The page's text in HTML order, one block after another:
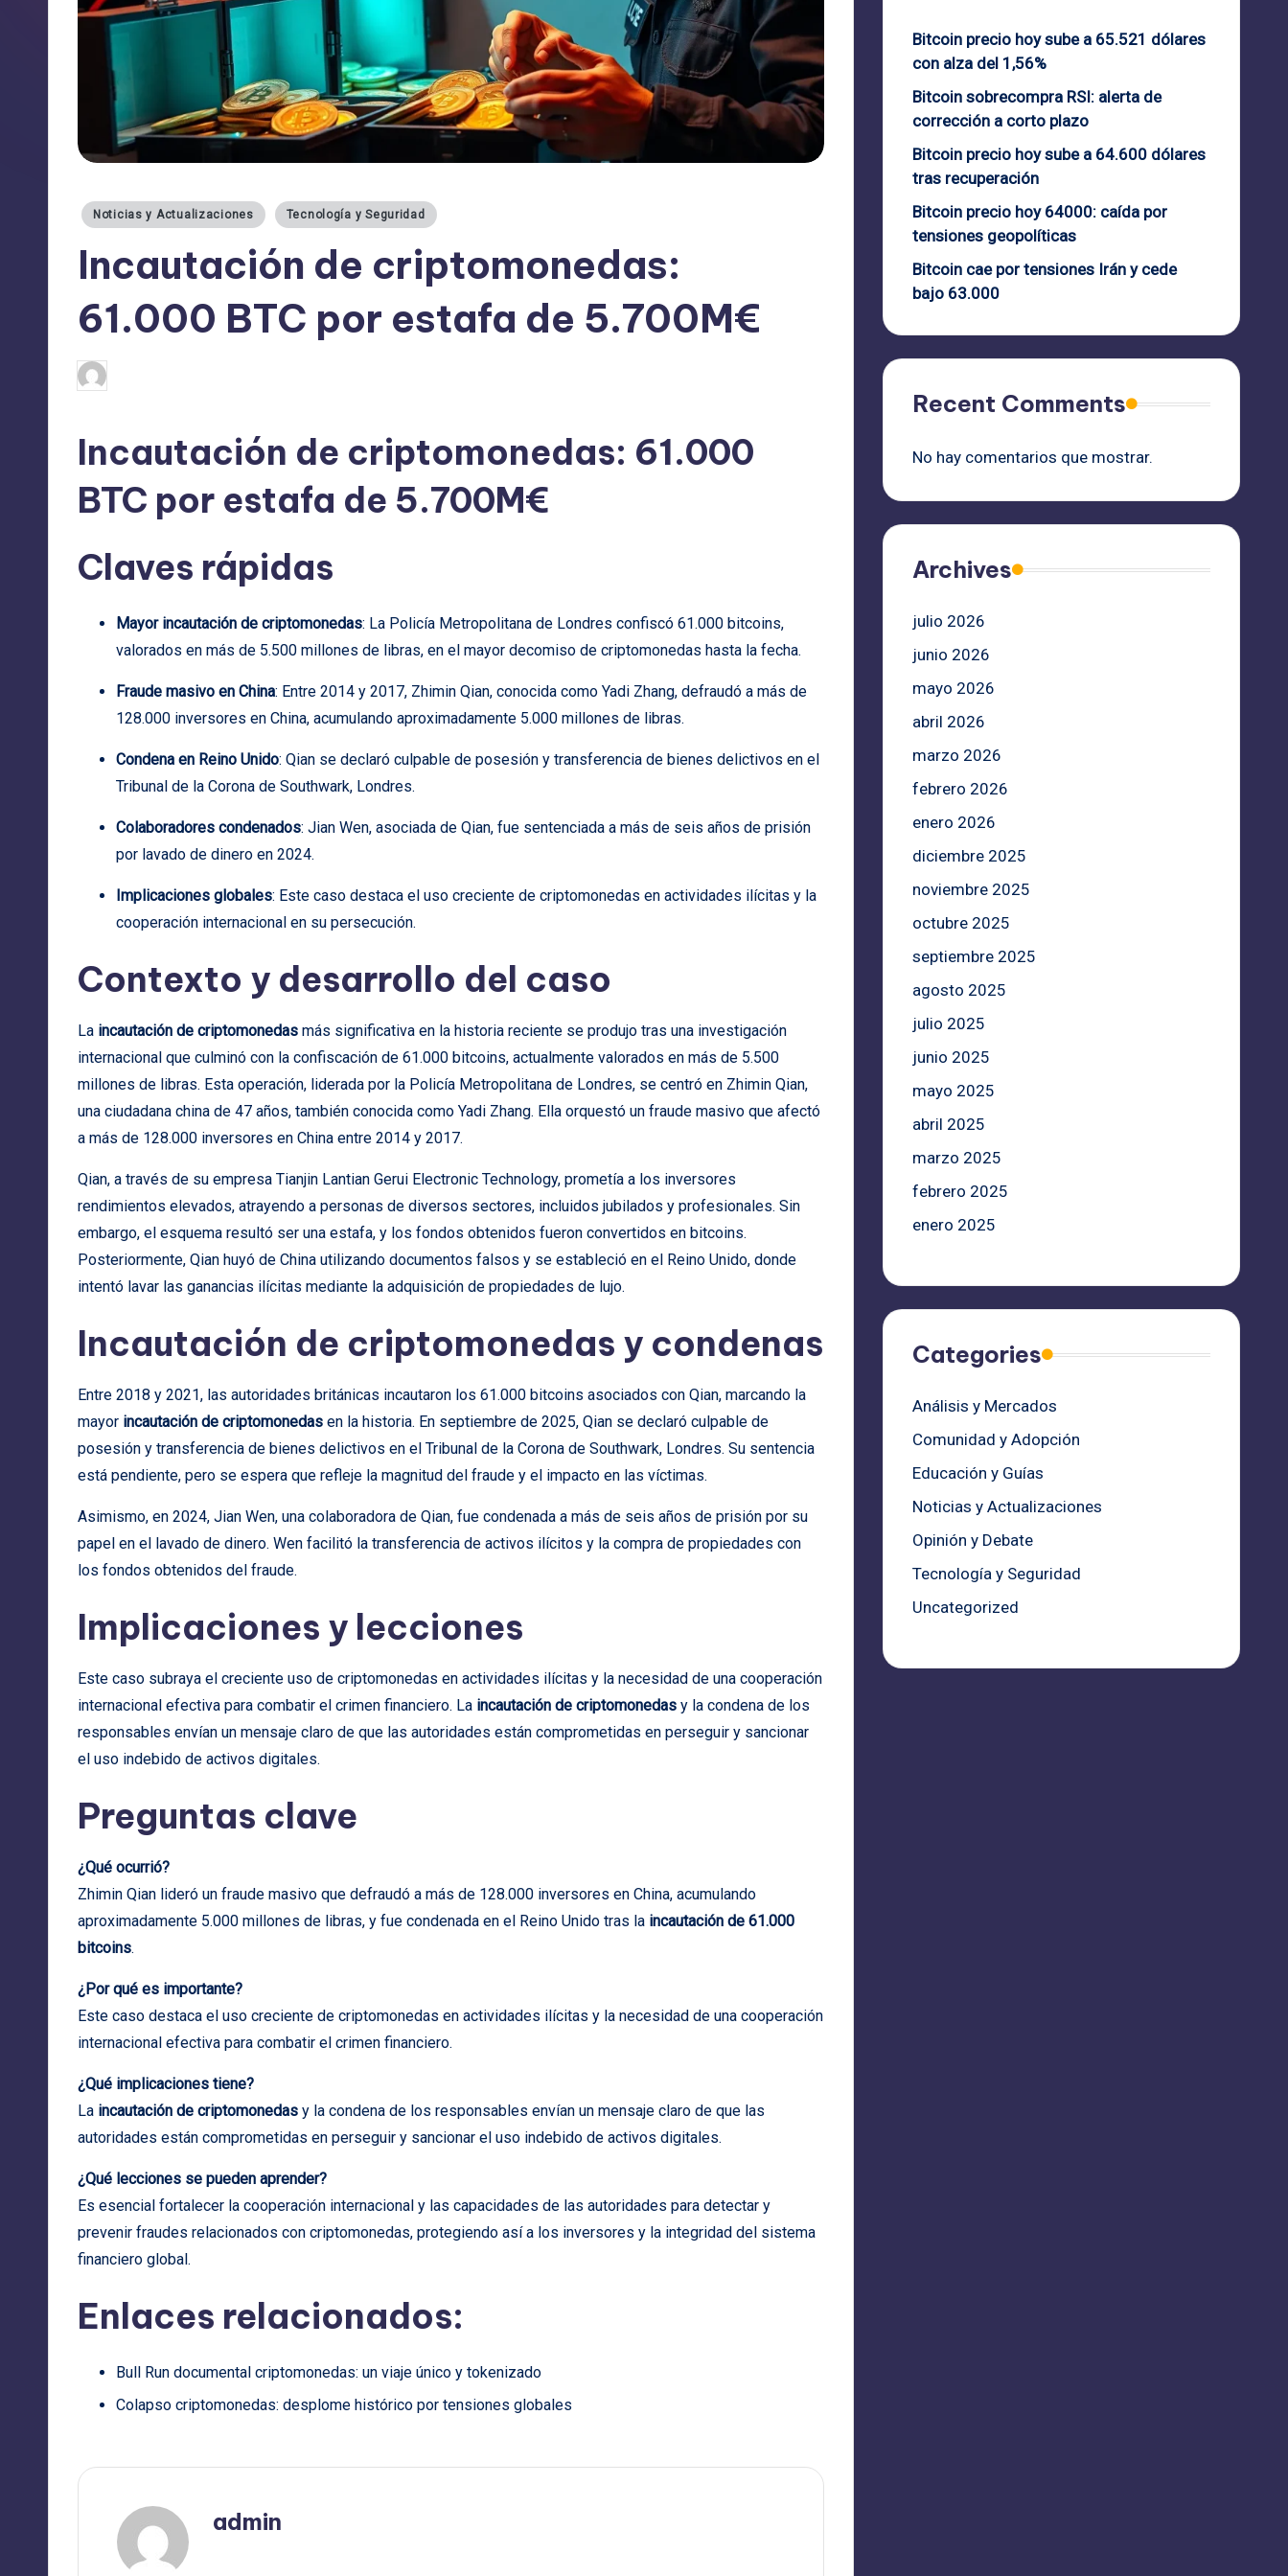
Publicado
Noticias y Actualizaciones Tecnología y Seguridad
Incautación de criptomonedas:
61.000 BTC por estafa de 5.700M€
Publicado
por
Incautación de criptomonedas: 61.000
BTC por estafa de 5.700M€
Claves rápidas
Mayor incautación de criptomonedas: La Policía Metropolitana de Londres confiscó 61.000 bitcoins,
valorados en más de 5.500 millones de libras, en el mayor decomiso de criptomonedas hasta la fecha.
Fraude masivo en China: Entre 2014 y 2017, Zhimin Qian, conocida como Yadi Zhang, defraudó a más de
128.000 inversores en China, acumulando aproximadamente 5.000 millones de libras.
Condena en Reino Unido: Qian se declaró culpable de posesión y transferencia de bienes delictivos en el
Tribunal de la Corona de Southwark, Londres.
Colaboradores condenados: Jian Wen, asociada de Qian, fue sentenciada a más de seis años de prisión
por lavado de dinero en 2024.
Implicaciones globales: Este caso destaca el uso creciente de criptomonedas en actividades ilícitas y la
cooperación internacional en su persecución.
Contexto y desarrollo del caso
La incautación de criptomonedas más significativa en la historia reciente se produjo tras una investigación
internacional que culminó con la confiscación de 61.000 bitcoins, actualmente valorados en más de 5.500
millones de libras. Esta operación, liderada por la Policía Metropolitana de Londres, se centró en Zhimin Qian,
una ciudadana china de 47 años, también conocida como Yadi Zhang. Ella orquestó un fraude masivo que afectó
a más de 128.000 inversores en China entre 2014 y 2017.
Qian, a través de su empresa Tianjin Lantian Gerui Electronic Technology, prometía a los inversores
rendimientos elevados, atrayendo a personas de diversos sectores, incluidos jubilados y profesionales. Sin
embargo, el esquema resultó ser una estafa, y los fondos obtenidos fueron convertidos en bitcoins.
Posteriormente, Qian huyó de China utilizando documentos falsos y se estableció en el Reino Unido, donde
intentó lavar las ganancias ilícitas mediante la adquisición de propiedades de lujo.
Incautación de criptomonedas y condenas
Entre 2018 y 2021, las autoridades británicas incautaron los 61.000 bitcoins asociados con Qian, marcando la
mayor incautación de criptomonedas en la historia. En septiembre de 2025, Qian se declaró culpable de
posesión y transferencia de bienes delictivos en el Tribunal de la Corona de Southwark, Londres. Su sentencia
está pendiente, pero se espera que refleje la magnitud del fraude y el impacto en las víctimas.
Asimismo, en 2024, Jian Wen, una colaboradora de Qian, fue condenada a más de seis años de prisión por su
papel en el lavado de dinero. Wen facilitó la transferencia de activos ilícitos y la compra de propiedades con
los fondos obtenidos del fraude.
Implicaciones y lecciones
Este caso subraya el creciente uso de criptomonedas en actividades ilícitas y la necesidad de una cooperación
internacional efectiva para combatir el crimen financiero. La incautación de criptomonedas y la condena de los
responsables envían un mensaje claro de que las autoridades están comprometidas en perseguir y sancionar
el uso indebido de activos digitales.
Preguntas clave
¿Qué ocurrió?
Zhimin Qian lideró un fraude masivo que defraudó a más de 128.000 inversores en China, acumulando
aproximadamente 5.000 millones de libras, y fue condenada en el Reino Unido tras la incautación de 61.000
bitcoins.
¿Por qué es importante?
Este caso destaca el uso creciente de criptomonedas en actividades ilícitas y la necesidad de una cooperación
internacional efectiva para combatir el crimen financiero.
¿Qué implicaciones tiene?
La incautación de criptomonedas y la condena de los responsables envían un mensaje claro de que las
autoridades están comprometidas en perseguir y sancionar el uso indebido de activos digitales.
¿Qué lecciones se pueden aprender?
Es esencial fortalecer la cooperación internacional y las capacidades de las autoridades para detectar y
prevenir fraudes relacionados con criptomonedas, protegiendo así a los inversores y la integridad del sistema
financiero global.
Enlaces relacionados:
Bull Run documental criptomonedas: un viaje único y tokenizado
Colapso criptomonedas: desplome histórico por tensiones globales
admin
Bitcoin precio hoy sube a 65.521 dólares
con alza del 1,56%
Bitcoin sobrecompra RSI: alerta de
corrección a corto plazo
Bitcoin precio hoy sube a 64.600 dólares
tras recuperación
Bitcoin precio hoy 64000: caída por
tensiones geopolíticas
Bitcoin cae por tensiones Irán y cede
bajo 63.000
Recent Comments
No hay comentarios que mostrar.
Archives
julio 2026
junio 2026
mayo 2026
abril 2026
marzo 2026
febrero 2026
enero 2026
diciembre 2025
noviembre 2025
octubre 2025
septiembre 2025
agosto 2025
julio 2025
junio 2025
mayo 2025
abril 2025
marzo 2025
febrero 2025
enero 2025
Categories
Análisis y Mercados
Comunidad y Adopción
Educación y Guías
Noticias y Actualizaciones
Opinión y Debate
Tecnología y Seguridad
Uncategorized